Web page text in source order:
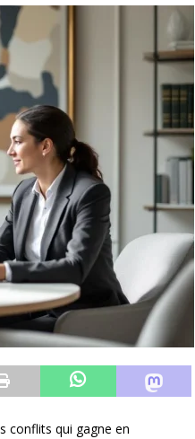
conflits qui gagne en